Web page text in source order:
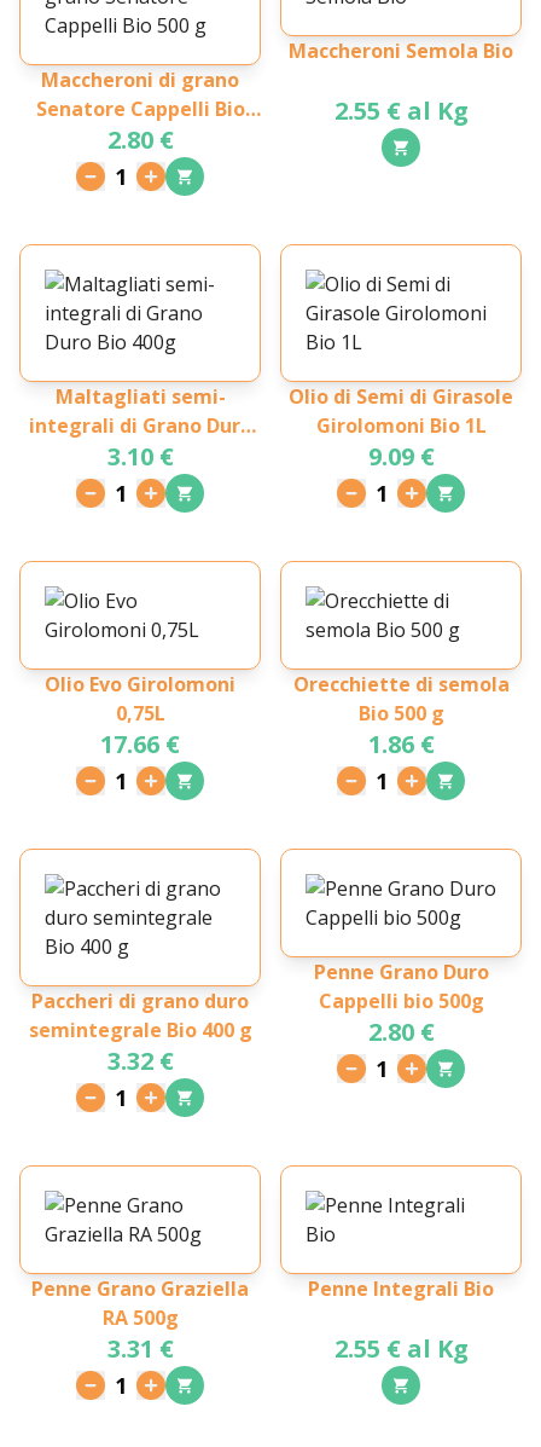
Maccheroni di grano
Senatore Cappelli Bio
500 g
2.80 €
1
Maccheroni Semola Bio
2.55 € al Kg
Maltagliati semi-
integrali di Grano Duro
Bio 400g
3.10 €
1
Olio di Semi di Girasole
Girolomoni Bio 1L
9.09 €
1
Olio Evo Girolomoni
0,75L
17.66 €
1
Orecchiette di semola
Bio 500 g
1.86 €
1
Paccheri di grano duro
semintegrale Bio 400 g
3.32 €
1
Penne Grano Duro
Cappelli bio 500g
2.80 €
1
Penne Grano Graziella
RA 500g
3.31 €
1
Penne Integrali Bio
2.55 € al Kg